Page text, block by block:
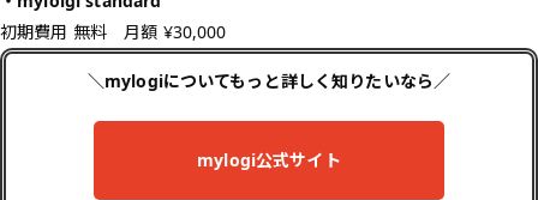
初期費用 無料 月額 ¥30,000
＼mylogiについてもっと詳しく知りたいなら／
mylogi公式サイト